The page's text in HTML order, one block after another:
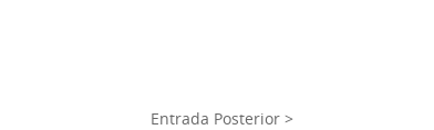
Entrada Posterior >